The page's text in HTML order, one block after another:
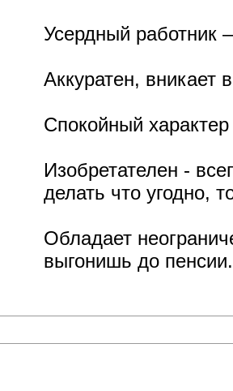
Усердный работник
Аккуратен, вникает
Спокойный
Изобретателен -
делать что угодно,
Обладает
выгонишь до пенсии.